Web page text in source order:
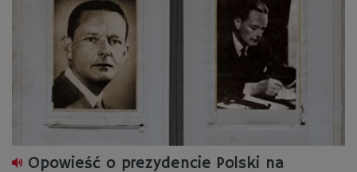
Opowieść o prezydencie Polski na